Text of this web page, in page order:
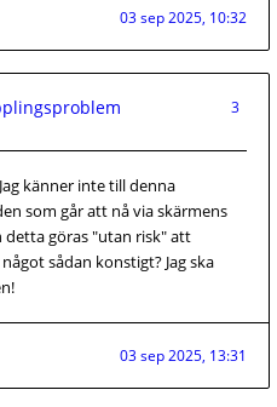
03 sep 2025, 10:32
3
känner inte till denna
som går att nå via skärmens
detta göras "utan risk" att
sådan konstigt? Jag ska
03 sep 2025, 13:31